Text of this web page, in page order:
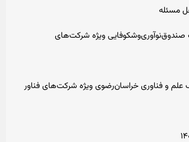
مسئله
صندوق‌نوآوری‌و‌شکوفایی ویژه شرکت‌های
علم و فناوری خراسان‌رضوی ویژه شرکت‌های فناور